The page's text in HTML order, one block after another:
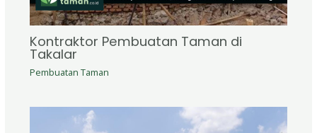
Kontraktor Pembuatan Taman di
Takalar
Pembuatan Taman